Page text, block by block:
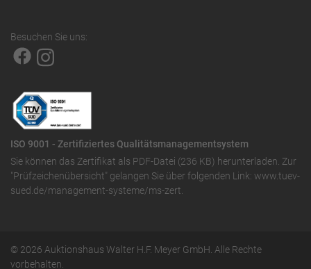
Besuchen Sie uns:
ISO 9001 - Zertifiziertes Qualitätsmanagementsystem
Sie können das Zertifikat als PDF-Datei (236 KB) herunterladen. Zur
"Prüfzeichenübersicht" gelangen Sie über folgenden Link: www.tuev-
sued.de/management-systeme/ms-zert
© 2026 Auktionshaus Walter H.F. Meyer GmbH. Alle Rechte
vorbehalten.